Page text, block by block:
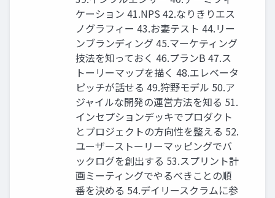
ケーション 41.NPS 42.なりきりエス
ノグラフィー 43.お妻テスト 44.リー
ンブランディング 45.マーケティング
技法を知っておく 46.プランB 47.ス
トーリーマップを描く 48.エレベータ
ピッチが話せる 49.狩野モデル 50.ア
ジャイルな開発の運営⽅法を知る 51.
インセプションデッキでプロダクト
とプロジェクトの⽅向性を整える 52.
ユーザーストーリーマッピングでバ
ックログを創出する 53.スプリント計
画ミーティングでやるべきことの順
番を決める 54.デイリースクラムに参